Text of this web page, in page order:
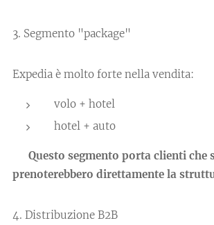
3. Segmento "package"
Expedia è molto forte nella vendita:
volo + hotel
hotel + auto
👉 Questo segmento porta clienti che
prenoterebbero direttamente la
4. Distribuzione B2B